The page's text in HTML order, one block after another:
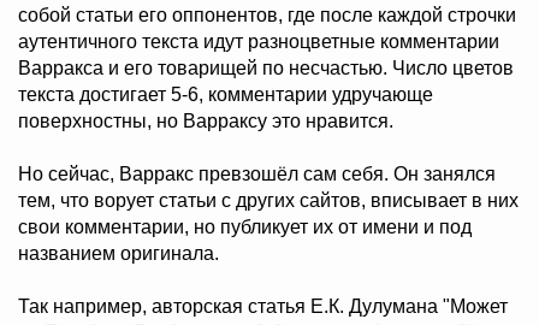
собой статьи его оппонентов, где после каждой строчки
аутентичного текста идут разноцветные комментарии
Варракса и его товарищей по несчастью. Число цветов
текста достигает 5-6, комментарии удручающе
поверхностны, но Варраксу это нравится.
Но сейчас, Варракс превзошёл сам себя. Он занялся
тем, что ворует статьи с других сайтов, вписывает в них
свои комментарии, но публикует их от имени и под
названием оригинала.
Так например, авторская статья Е.К. Дулумана "Может